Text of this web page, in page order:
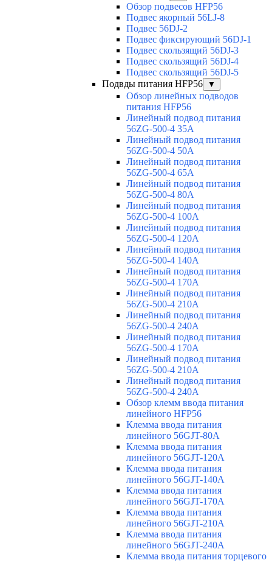
Обзор подвесов HFP56
Подвес якорный 56LJ-8
Подвес 56DJ-2
Подвес фиксирующий 56DJ-1
Подвес скользящий 56DJ-3
Подвес скользящий 56DJ-4
Подвес скользящий 56DJ-5
Подвды питания HFP56
▼
Обзор линейных подводов
питания HFP56
Линейный подвод питания
56ZG-500-4 35A
Линейный подвод питания
56ZG-500-4 50A
Линейный подвод питания
56ZG-500-4 65A
Линейный подвод питания
56ZG-500-4 80A
Линейный подвод питания
56ZG-500-4 100A
Линейный подвод питания
56ZG-500-4 120A
Линейный подвод питания
56ZG-500-4 140A
Линейный подвод питания
56ZG-500-4 170A
Линейный подвод питания
56ZG-500-4 210A
Линейный подвод питания
56ZG-500-4 240A
Линейный подвод питания
56ZG-500-4 170A
Линейный подвод питания
56ZG-500-4 210A
Линейный подвод питания
56ZG-500-4 240A
Обзор клемм ввода питания
линейного HFP56
Клемма ввода питания
линейного 56GJT-80A
Клемма ввода питания
линейного 56GJT-120A
Клемма ввода питания
линейного 56GJT-140A
Клемма ввода питания
линейного 56GJT-170A
Клемма ввода питания
линейного 56GJT-210A
Клемма ввода питания
линейного 56GJT-240A
Клемма ввода питания торцевого